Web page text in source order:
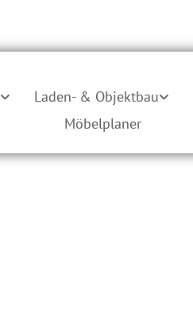
Laden- & Objektbau
Möbelplaner